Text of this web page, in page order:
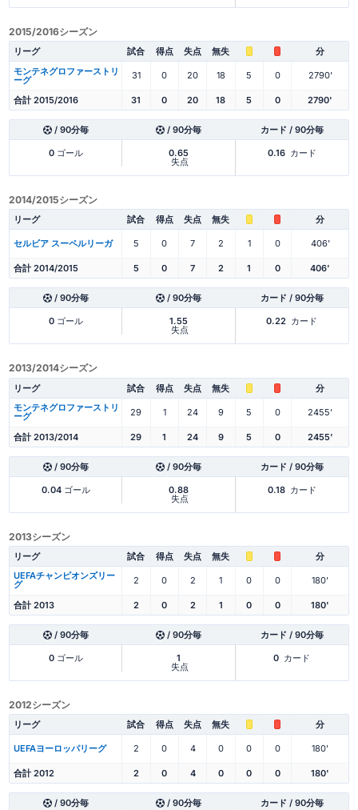
2015/2016シーズン
リーグ 試合 得点 失点 無失
分
モンテネグロファーストリ
ーグ 31 0 20 18 5 0 2790'
合計 2015/2016 31 0 20 18 5 0 2790'
/ 90分毎 / 90分毎 カード / 90分毎
0ゴール 0.65
失点
0.16 カード
2014/2015シーズン
リーグ 試合 得点 失点 無失 分
セルビア スーペルリーガ 5 0 7 2 1 0 406'
合計 2014/2015 5 0 7 2 1 0 406'
/ 90分毎 / 90分毎 カード / 90分毎
0ゴール 1.55
失点
0.22 カード
2013/2014シーズン
リーグ 試合 得点 失点 無失
分
モンテネグロファーストリ
ーグ 29 1 24 9 5 0 2455'
合計 2013/2014 29 1 24 9 5 0 2455'
/ 90分毎 / 90分毎 カード / 90分毎
0.04ゴール 0.88
失点
0.18 カード
2013シーズン
リーグ 試合 得点 失点 無失
分
UEFAチャンピオンズリー
グ 2 0 2 1 0 0 180'
合計 2013 2 0 2 1 0 0 180'
/ 90分毎 / 90分毎 カード / 90分毎
0ゴール 1
失点
0 カード
2012シーズン
リーグ 試合 得点 失点 無失 分
UEFAヨーロッパリーグ 2 0 4 0 0 0 180'
合計 2012 2 0 4 0 0 0 180'
/ 90分毎 / 90分毎 カード / 90分毎